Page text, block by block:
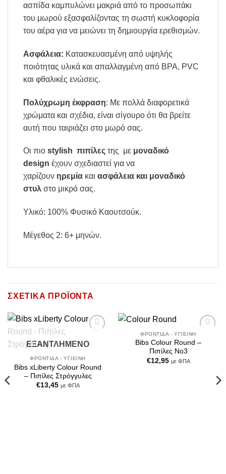
ασπίδα καμπυλώνει μακριά από το προσωπάκι
του μωρού εξασφαλίζοντας τη σωστή κυκλοφορία
του αέρα για να μειώνει τη δημιουργία ερεθισμών.
Ασφάλεια: Kατασκευασμένη από υψηλής
ποιότητας υλικά και απαλλαγμένη από BPA, PVC
και φθαλικές ενώσεις.
Πολύχρωμη έκφραση: Με πολλά διαφορετικά
χρώματα και σχέδια, είναι σίγουρο ότι θα βρείτε
αυτή που ταιριάζει στο μωρό σας.
Οι πιο stylish πιπίλες της με μοναδικό
design έχουν σχεδιαστεί για να
χαρίζουν ηρεμία και ασφάλεια και μοναδικό
στυλ στο μικρό σας.
Υλικό: 100% Φυσικό Καουτσούκ.
Μέγεθος 2: 6+ μηνών.
ΣΧΕΤΙΚΆ ΠΡΟΪΌΝΤΑ
Wishlist
ΕΞΑΝΤΛΗΜΈΝΟ
ΦΡΟΝΤΊΔΑ - ΥΓΙΕΙΝΉ
Bibs xLiberty Colour Round
– Πιπίλες Στρόγγυλες
€13,45 με ΦΠΑ
Add to
Wishlist
ΦΡΟΝΤΊΔΑ - ΥΓΙΕΙΝΉ
Bibs Colour Round –
Πιπίλες No3
€12,95 με ΦΠΑ